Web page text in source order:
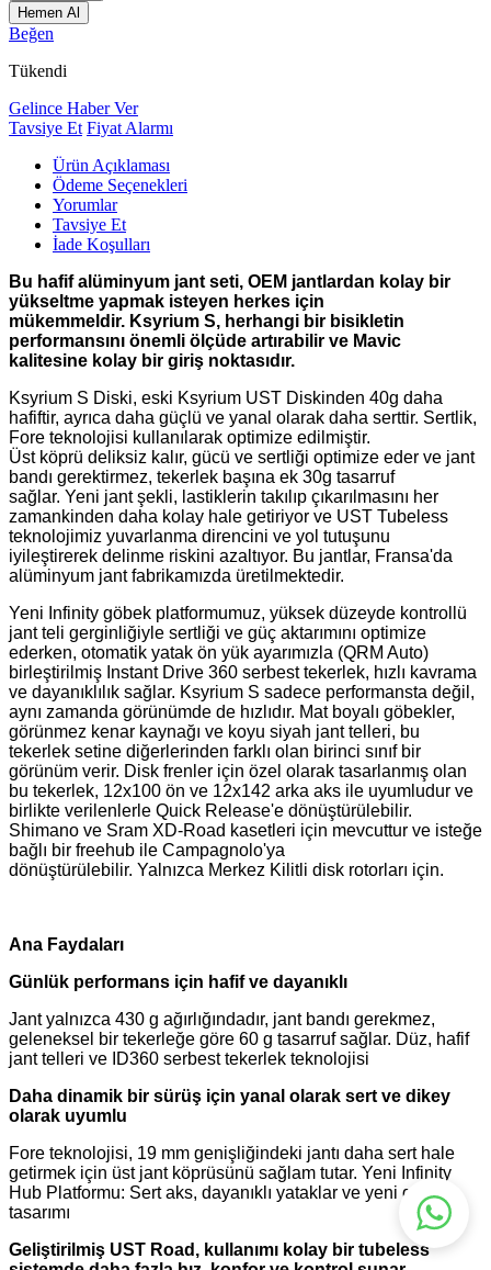
Hemen Al
Beğen
Tükendi
Gelince Haber Ver
Tavsiye Et Fiyat Alarmı
Ürün Açıklaması
Ödeme Seçenekleri
Yorumlar
Tavsiye Et
İade Koşulları
Bu hafif alüminyum jant seti, OEM jantlardan kolay bir
yükseltme yapmak isteyen herkes için
mükemmeldir. Ksyrium S, herhangi bir bisikletin
performansını önemli ölçüde artırabilir ve Mavic
kalitesine kolay bir giriş noktasıdır.
Ksyrium S Diski, eski Ksyrium UST Diskinden 40g daha
hafiftir, ayrıca daha güçlü ve yanal olarak daha serttir. Sertlik,
Fore teknolojisi kullanılarak optimize edilmiştir.
Üst köprü deliksiz kalır, gücü ve sertliği optimize eder ve jant
bandı gerektirmez, tekerlek başına ek 30g tasarruf
sağlar. Yeni jant şekli, lastiklerin takılıp çıkarılmasını her
zamankinden daha kolay hale getiriyor ve UST Tubeless
teknolojimiz yuvarlanma direncini ve yol tutuşunu
iyileştirerek delinme riskini azaltıyor. Bu jantlar, Fransa'da
alüminyum jant fabrikamızda üretilmektedir.
Yeni Infinity göbek platformumuz, yüksek düzeyde kontrollü
jant teli gerginliğiyle sertliği ve güç aktarımını optimize
ederken, otomatik yatak ön yük ayarımızla (QRM Auto)
birleştirilmiş Instant Drive 360 ​​serbest tekerlek, hızlı kavrama
ve dayanıklılık sağlar. Ksyrium S sadece performansta değil,
aynı zamanda görünümde de hızlıdır. Mat boyalı göbekler,
görünmez kenar kaynağı ve koyu siyah jant telleri, bu
tekerlek setine diğerlerinden farklı olan birinci sınıf bir
görünüm verir. Disk frenler için özel olarak tasarlanmış olan
bu tekerlek, 12x100 ön ve 12x142 arka aks ile uyumludur ve
birlikte verilenlerle Quick Release'e dönüştürülebilir.
Shimano ve Sram XD-Road kasetleri için mevcuttur ve isteğe
bağlı bir freehub ile Campagnolo'ya
dönüştürülebilir. Yalnızca Merkez Kilitli disk rotorları için.
Ana Faydaları
Günlük performans için hafif ve dayanıklı
Jant yalnızca 430 g ağırlığındadır, jant bandı gerekmez,
geleneksel bir tekerleğe göre 60 g tasarruf sağlar. Düz, hafif
jant telleri ve ID360 serbest tekerlek teknolojisi
Daha dinamik bir sürüş için yanal olarak sert ve dikey
olarak uyumlu
Fore teknolojisi, 19 mm genişliğindeki jantı daha sert hale
getirmek için üst jant köprüsünü sağlam tutar. Yeni Infinity
Hub Platformu: Sert aks, dayanıklı yataklar ve yeni göbek
tasarımı
Geliştirilmiş UST Road, kullanımı kolay bir tubeless